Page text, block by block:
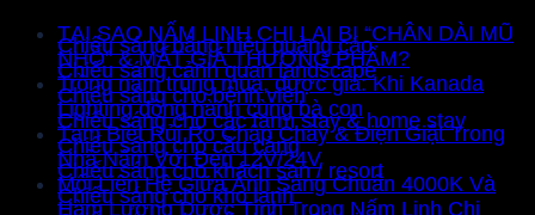
Chiếu sáng bảng hiệu quảng cáo
Chiếu sáng cảnh quan landscape
Chiếu sáng cho bệnh viện
Chiếu sáng cho các farm stay & home stay
Chiếu sáng cho cầu cảng
Chiếu sáng cho khách sạn / resort
Chiếu sáng cho kho lạnh
TẠI SAO NẤM LINH CHI LẠI BỊ “CHÂN DÀI MŨ
NHỎ” & MẤT GIÁ THƯƠNG PHẨM?
Trồng nấm trúng mùa, được giá: Khi Kanada
Lighting đồng hành cùng bà con
Tạm Biệt Rủi Ro Chập Cháy & Điện Giật Trong
Nhà Nấm Với Đèn 12V/24V
Mối Liên Hệ Giữa Ánh Sáng Chuẩn 4000K Và
Hàm Lượng Dược Tính Trong Nấm Linh Chi